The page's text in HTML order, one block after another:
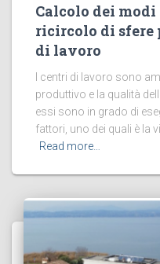
Calcolo dei
ricircolo di sfere
di lavoro
I centri di lavoro sono
produttivo e la qualità
essi sono in grado di
fattori, uno dei quali è la
Read more…